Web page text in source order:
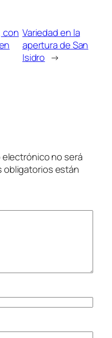
con Variedad en la
apertura de San
Isidro →
no será
obligatorios están